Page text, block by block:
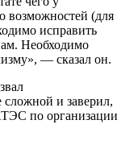
возможностей (для
исправить
Необходимо
— сказал он.
и заверил,
по организации